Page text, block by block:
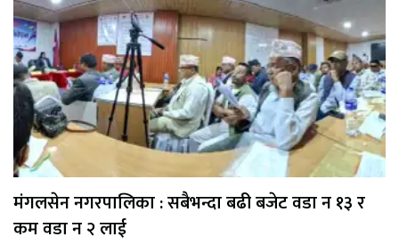
मंगलसेन नगरपालिका : सबैभन्दा बढी बजेट वडा न १३ र
कम वडा न २ लाई